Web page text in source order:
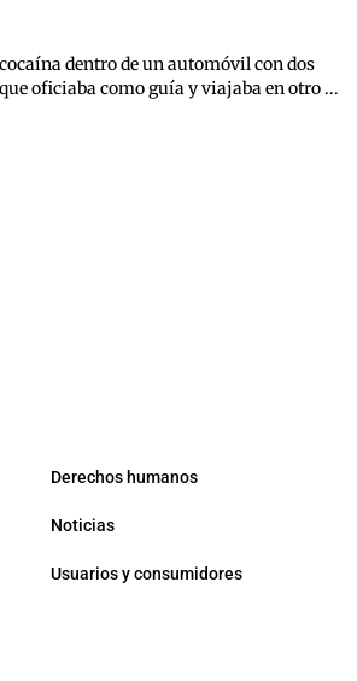
dentro de un automóvil con dos
oficiaba como guía y viajaba en otro ...
Derechos humanos
Noticias
Usuarios y consumidores